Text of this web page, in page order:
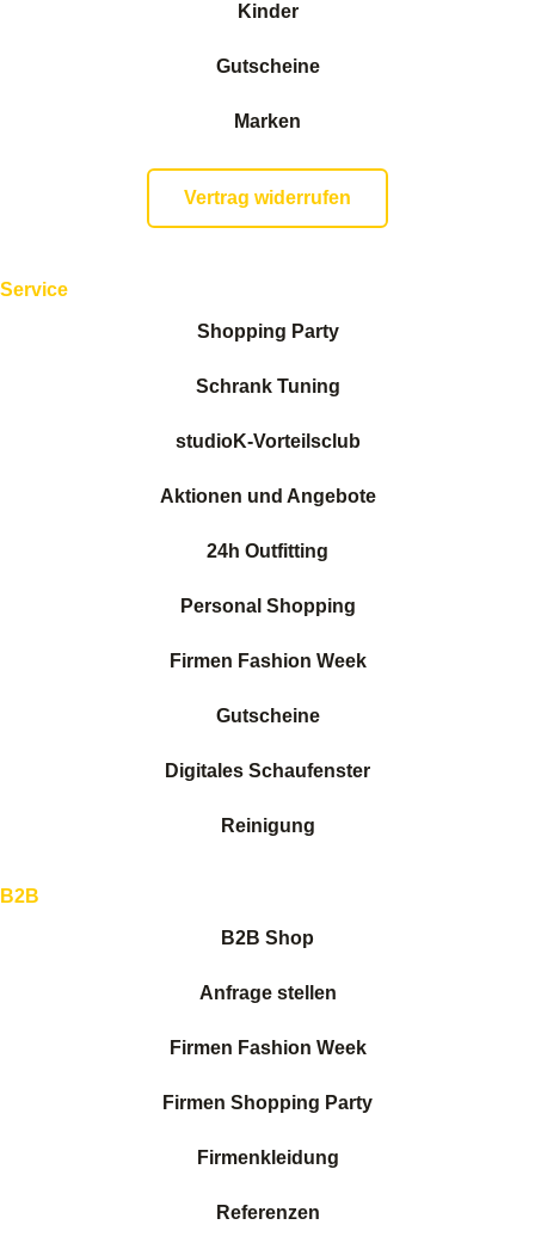
Kinder
Gutscheine
Marken
Vertrag widerrufen
Service
Shopping Party
Schrank Tuning
studioK-Vorteilsclub
Aktionen und Angebote
24h Outfitting
Personal Shopping
Firmen Fashion Week
Gutscheine
Digitales Schaufenster
Reinigung
B2B
B2B Shop
Anfrage stellen
Firmen Fashion Week
Firmen Shopping Party
Firmenkleidung
Referenzen